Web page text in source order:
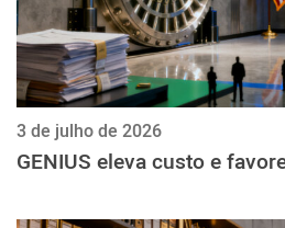
3 de julho de 2026
GENIUS eleva custo e